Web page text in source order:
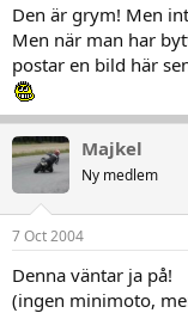
Den är grym! Men
Men när man har
postar en bild här
Majkel
Ny medlem
7 Oct 2004
Denna väntar ja på!
(ingen minimoto,